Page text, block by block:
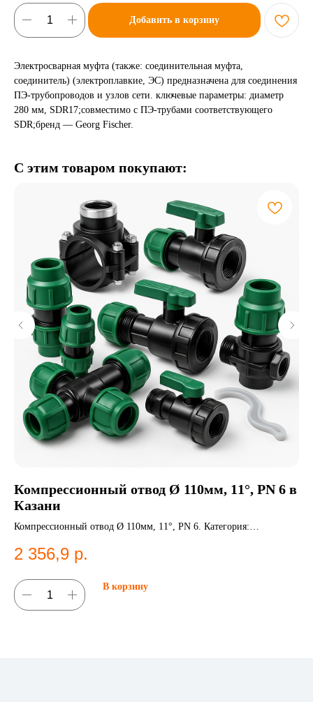
Добавить в корзину
Электросварная муфта (также: соединительная муфта,
соединитель) (электроплавкие, ЭС) предназначена для соединения
ПЭ-трубопроводов и узлов сети. ключевые параметры: диаметр
280 мм, SDR17;совместимо с ПЭ-трубами соответствующего
SDR;бренд — Georg Fischer.
С этим товаром покупают:
Компрессионный отвод Ø 110мм, 11°, PN 6 в
Казани
Компрессионный отвод Ø 110мм, 11°, PN 6. Категория:
2 356,9 р.
В корзину